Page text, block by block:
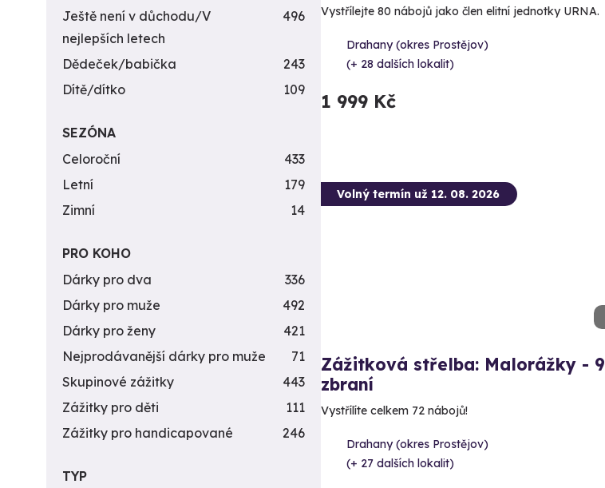
Vystřílejte 80 nábojů jako člen elitní jednotky URNA.
Drahany (okres Prostějov)
(+ 28 dalších lokalit)
1 999 Kč
Volný termín už 12. 08. 2026
Zážitková střelba: Malorážky - 9
zbraní
Vystřílíte celkem 72 nábojů!
Drahany (okres Prostějov)
(+ 27 dalších lokalit)
Ještě není v důchodu/V
nejlepších letech
496
Dědeček/babička
243
Dítě/dítko
109
SEZÓNA
Celoroční
433
Letní
179
Zimní
14
PRO KOHO
Dárky pro dva
336
Dárky pro muže
492
Dárky pro ženy
421
Nejprodávanější dárky pro muže
71
Skupinové zážitky
443
Zážitky pro děti
111
Zážitky pro handicapované
246
TYP